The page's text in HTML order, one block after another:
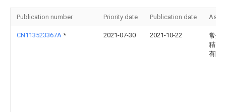
Publication number Priority date Publication date
CN113523367A * 2021-07-30 2021-10-22
常州
精密
有限